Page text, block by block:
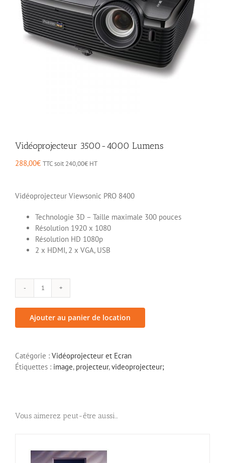
Vidéoprojecteur 3500-4000 Lumens
288,00€ TTC soit 240,00€ HT
Vidéoprojecteur Viewsonic PRO 8400
Technologie 3D – Taille maximale 300 pouces
Résolution 1920 x 1080
Résolution HD 1080p
2 x HDMI, 2 x VGA, USB
quantité
Vidéoprojecteur
3500-
Ajouter au panier de location
Catégorie : Vidéoprojecteur et Ecran
Étiquettes : image, projecteur,videoprojecteur;
Vous aimerez peut-être aussi…